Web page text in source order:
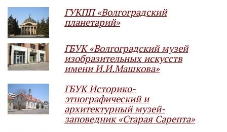
ГУКПП «Волгоградский
планетарий»
ГБУК «Волгоградский музей
изобразительных искусств
имени И.И.Машкова»
ГБУК Историко-
этнографический и
архитектурный музей-
заповедник «Старая Сарепта»